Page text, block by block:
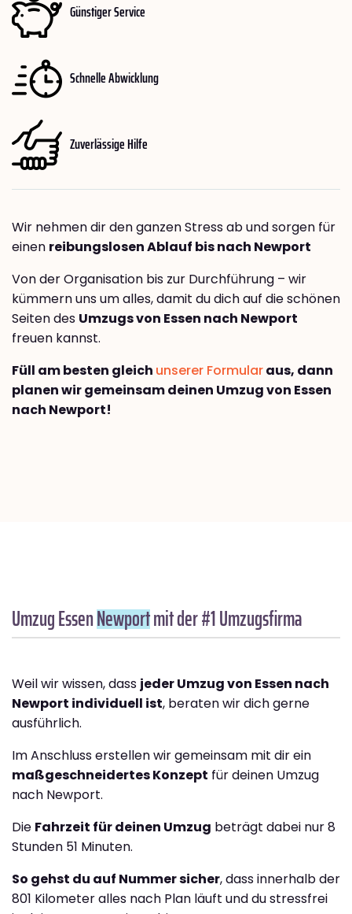
Günstiger Service
Schnelle Abwicklung
Zuverlässige Hilfe
Wir nehmen dir den ganzen Stress ab und sorgen für
einen reibungslosen Ablauf bis nach Newport
Von der Organisation bis zur Durchführung – wir
kümmern uns um alles, damit du dich auf die schönen
Seiten des Umzugs von Essen nach Newport
freuen kannst.
Füll am besten gleich unserer Formularaus, dann
planen wir gemeinsam deinen Umzug von Essen
nach Newport!
Umzug EssenNewportmit der #1 Umzugsfirma
Weil wir wissen, dass jeder Umzug von Essen nach
Newport individuell ist, beraten wir dich gerne
ausführlich.
Im Anschluss erstellen wir gemeinsam mit dir ein
maßgeschneidertes Konzept für deinen Umzug
nach Newport.
Die Fahrzeit für deinen Umzug beträgt dabei nur 8
Stunden 51 Minuten.
So gehst du auf Nummer sicher, dass innerhalb der
801 Kilometer alles nach Plan läuft und du stressfrei